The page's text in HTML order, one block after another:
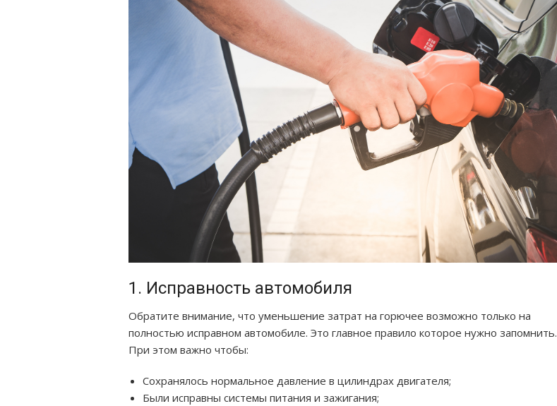
1. Исправность автомобиля
Обратите внимание, что уменьшение затрат на горючее возможно только на
полностью исправном автомобиле. Это главное правило которое нужно запомнить.
При этом важно чтобы:
Сохранялось нормальное давление в цилиндрах двигателя;
Были исправны системы питания и зажигания;